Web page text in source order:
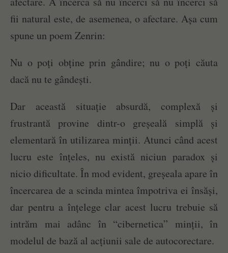
fii natural este, de asemenea, o afectare. Așa cum
spune un poem Zenrin:
Nu o poți obține prin gândire; nu o poți căuta
dacă nu te gândești.
Dar această situație absurdă, complexă și
frustrantă provine dintr-o greșeală simplă și
elementară în utilizarea minții. Atunci când acest
lucru este înțeles, nu există niciun paradox și
nicio dificultate. În mod evident, greșeala apare în
încercarea de a scinda mintea împotriva ei însăși,
dar pentru a înțelege clar acest lucru trebuie să
intrăm mai adânc în “cibernetica” minții, în
modelul de bază al acțiunii sale de autocorectare.